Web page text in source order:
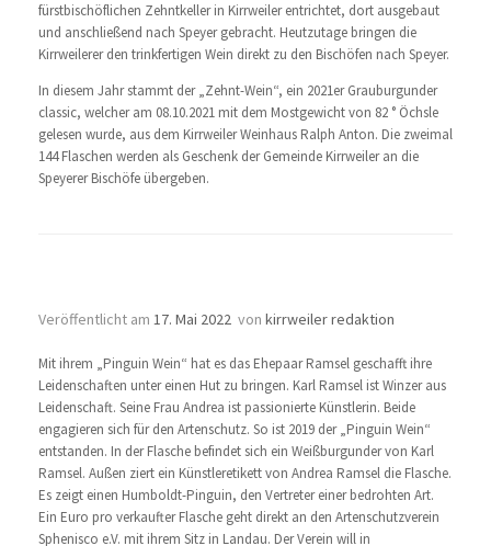
fürstbischöflichen Zehntkeller in Kirrweiler entrichtet, dort ausgebaut
und anschließend nach Speyer gebracht. Heutzutage bringen die
Kirrweilerer den trinkfertigen Wein direkt zu den Bischöfen nach Speyer.
In diesem Jahr stammt der „Zehnt-Wein“, ein 2021er Grauburgunder
classic, welcher am 08.10.2021 mit dem Mostgewicht von 82 ° Öchsle
gelesen wurde, aus dem Kirrweiler Weinhaus Ralph Anton. Die zweimal
144 Flaschen werden als Geschenk der Gemeinde Kirrweiler an die
Speyerer Bischöfe übergeben.
Veröffentlicht am 17. Mai 2022 von kirrweiler redaktion
Mit ihrem „Pinguin Wein“ hat es das Ehepaar Ramsel geschafft ihre
Leidenschaften unter einen Hut zu bringen. Karl Ramsel ist Winzer aus
Leidenschaft. Seine Frau Andrea ist passionierte Künstlerin. Beide
engagieren sich für den Artenschutz. So ist 2019 der „Pinguin Wein“
entstanden. In der Flasche befindet sich ein Weißburgunder von Karl
Ramsel. Außen ziert ein Künstleretikett von Andrea Ramsel die Flasche.
Es zeigt einen Humboldt-Pinguin, den Vertreter einer bedrohten Art.
Ein Euro pro verkaufter Flasche geht direkt an den Artenschutzverein
Sphenisco e.V. mit ihrem Sitz in Landau. Der Verein will in